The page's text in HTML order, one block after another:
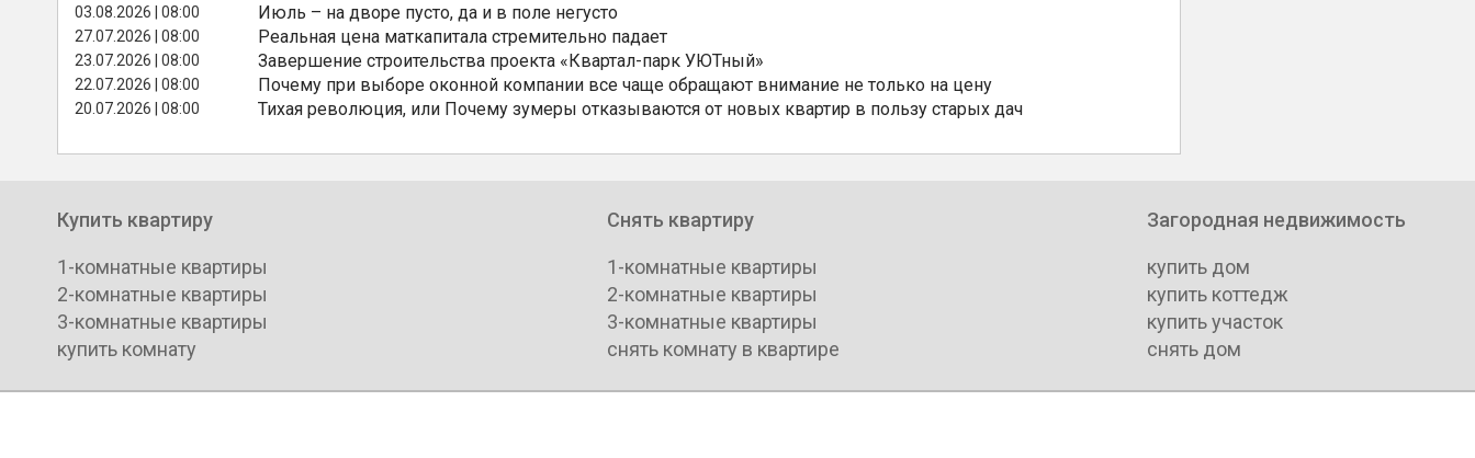
03.08.2026 | 08:00 Июль – на дворе пусто, да и в поле негусто
27.07.2026 | 08:00 Реальная цена маткапитала стремительно падает
23.07.2026 | 08:00 Завершение строительства проекта «Квартал-парк УЮТный»
22.07.2026 | 08:00 Почему при выборе оконной компании все чаще обращают внимание не только на цену
20.07.2026 | 08:00 Тихая революция, или Почему зумеры отказываются от новых квартир в пользу старых дач
Купить квартиру
1-комнатные квартиры
2-комнатные квартиры
3-комнатные квартиры
купить комнату
Снять квартиру
1-комнатные квартиры
2-комнатные квартиры
3-комнатные квартиры
снять комнату в квартире
Загородная недвижимость
купить дом
купить коттедж
купить участок
снять дом